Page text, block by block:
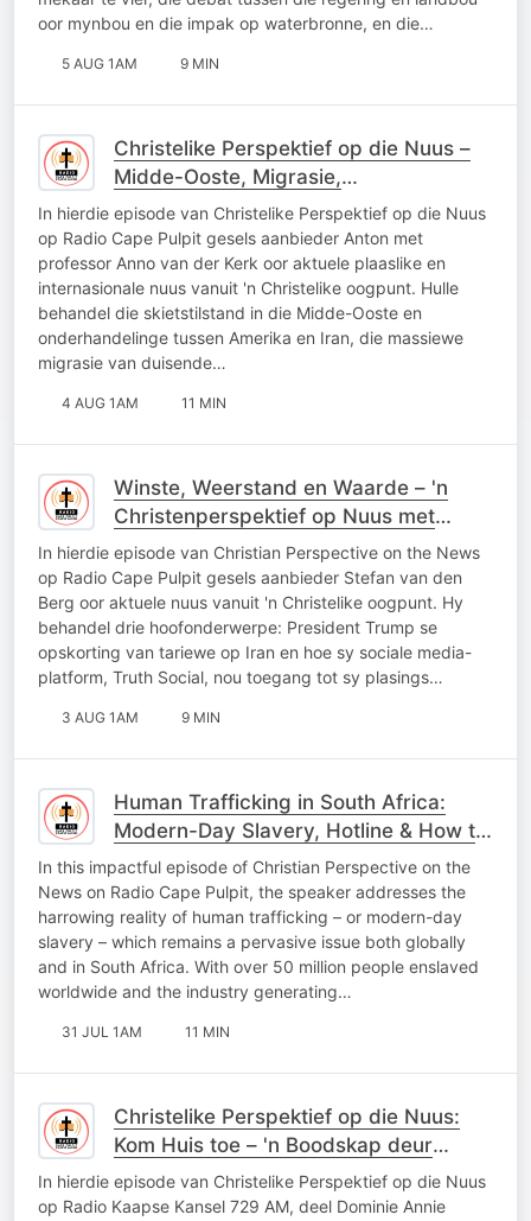
oor mynbou en die impak op waterbronne, en die…
5 AUG 1AM 9 MIN
Christelike Perspektief op die Nuus –
Midde-Ooste, Migrasie,
Brandstofpryse en Suid-Afrika se
Toekoms
In hierdie episode van Christelike Perspektief op die Nuus
op Radio Cape Pulpit gesels aanbieder Anton met
professor Anno van der Kerk oor aktuele plaaslike en
internasionale nuus vanuit 'n Christelike oogpunt. Hulle
behandel die skietstilstand in die Midde-Ooste en
onderhandelinge tussen Amerika en Iran, die massiewe
migrasie van duisende…
4 AUG 1AM 11 MIN
Winste, Weerstand en Waarde – 'n
Christenperspektief op Nuus met
Stefan van den Berg
In hierdie episode van Christian Perspective on the News
op Radio Cape Pulpit gesels aanbieder Stefan van den
Berg oor aktuele nuus vanuit 'n Christelike oogpunt. Hy
behandel drie hoofonderwerpe: President Trump se
opskorting van tariewe op Iran en hoe sy sociale media-
platform, Truth Social, nou toegang tot sy plasings…
3 AUG 1AM 9 MIN
Human Trafficking in South Africa:
Modern-Day Slavery, Hotline & How to
Help
In this impactful episode of Christian Perspective on the
News on Radio Cape Pulpit, the speaker addresses the
harrowing reality of human trafficking – or modern-day
slavery – which remains a pervasive issue both globally
and in South Africa. With over 50 million people enslaved
worldwide and the industry generating…
31 JUL 1AM 11 MIN
Christelike Perspektief op die Nuus:
Kom Huis toe – 'n Boodskap deur
Dominie Annie Pelsen
In hierdie episode van Christelike Perspektief op die Nuus
op Radio Kaapse Kansel 729 AM, deel Dominie Annie